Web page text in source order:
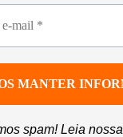
spam! Leia nossa